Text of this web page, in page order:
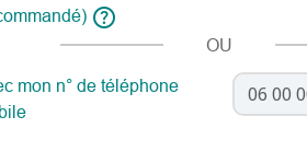
help
OU
mon n° de téléphone